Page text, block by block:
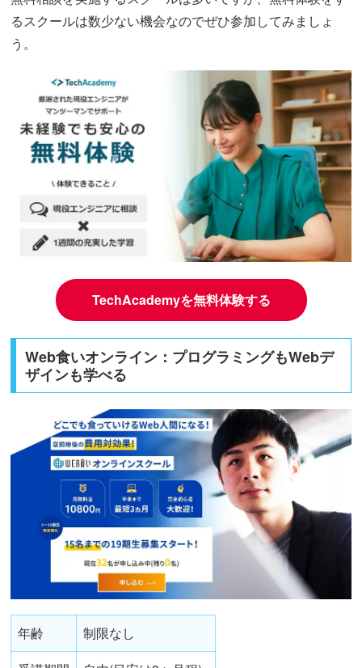
るスクールは数少ない機会なのでぜひ参加してみましょ
う。
TechAcademyを無料体験する
Web食いオンライン：プログラミングもWebデ
ザインも学べる
年齢
制限なし